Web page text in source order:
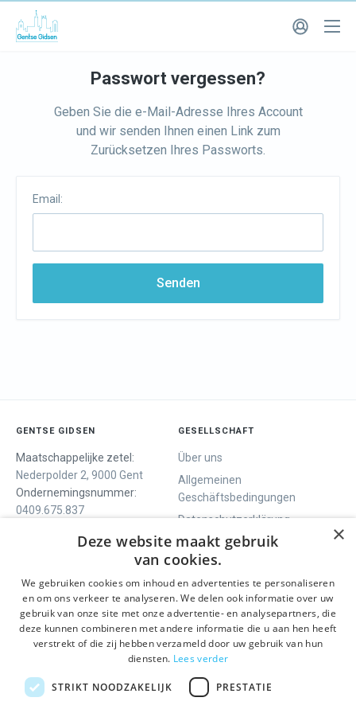
Passwort vergessen?
Geben Sie die e-Mail-Adresse Ihres Account
und wir senden Ihnen einen Link zum
Zurücksetzen Ihres Passworts.
Email:
Senden
GENTSE GIDSEN
Maatschappelijke zetel:
Nederpolder 2, 9000 Gent
Ondernemingsnummer:
0409.675.837
GESELLSCHAFT
Über uns
Allgemeinen
Geschäftsbedingungen
Datenschutzerklärung
Contact
WIR BIETEN
Geführte Tour
Tagesprogramm
Aktivitäten
SOCIALS
Facebook
Instagram
LinkedIn
×
Deze website maakt gebruik
van cookies.
We gebruiken cookies om inhoud en advertenties te personaliseren
en om ons verkeer te analyseren. We delen ook informatie over uw
gebruik van onze site met onze advertentie- en analysepartners, die
deze kunnen combineren met andere informatie die u aan hen heeft
verstrekt of die zij hebben verzameld door uw gebruik van hun
diensten. Lees verder
STRIKT NOODZAKELIJK PRESTATIE